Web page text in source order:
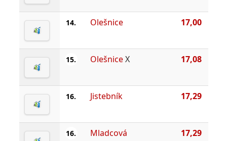
14. Olešnice 17,00
15. OlešniceX 17,08
16. Jistebník 17,29
16. Mladcová 17,29